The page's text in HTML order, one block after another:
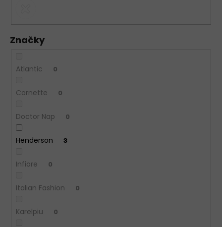
Značky
Atlantic 0
Cornette 0
Doctor Nap 0
Henderson 3
Infiore 0
Italian Fashion 0
Karelpiu 0